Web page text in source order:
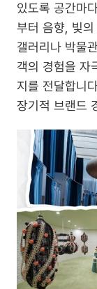
있도록 공간마
부터 음향, 빛
갤러리나 박물
객의 경험을 자
지를 전달합니
장기적 브랜드